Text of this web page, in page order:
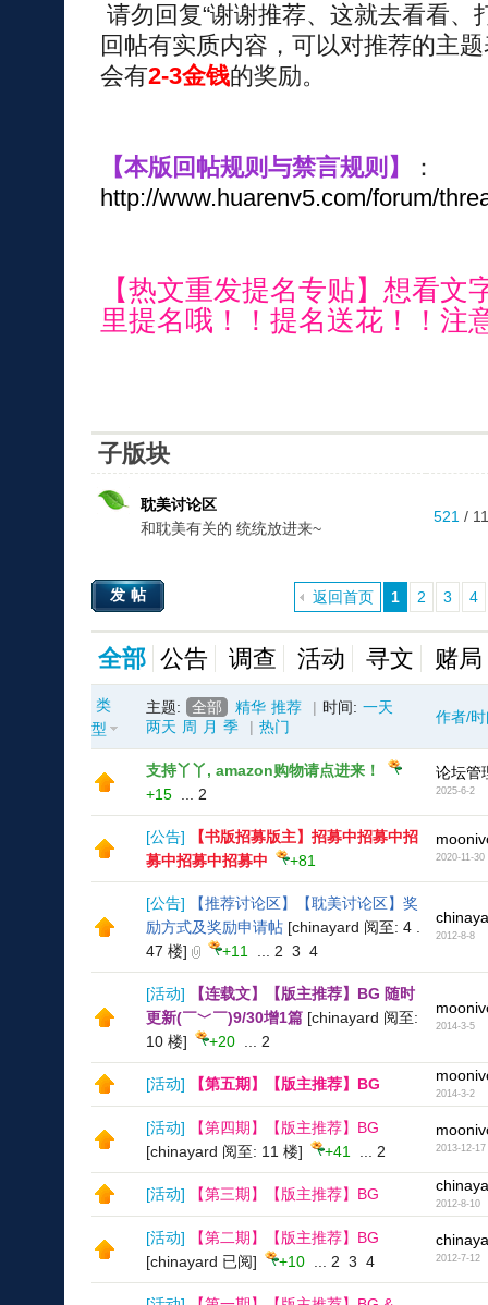
请勿回复“谢谢推荐、这就去看看、
回帖有实质内容，可以对推荐的主
会有2-3金钱的奖励。
【本版回帖规则与禁言规则】
：
http://www.huarenv5.com/forum/
【热文重发提名专贴】想看文
里提名哦！！提名送花！！注
子版块
耽美讨论区
和耽美有关的 统统放进来~
521 /
1 2 3 4
返回首页
发帖
全部 公告 调查 活动 寻文 赌局
类
型
主题: 全部 精华 推荐 | 时间: 一天
两天 周 月 季 | 热门
作者/
支持丫丫, amazon购物请点进来！
+15
2
论坛管
2025-6-2
[公告]
【书版招募版主】招募中招募中招
募中招募中招募中
+81 2020-11-30
[公告]
【推荐讨论区】【耽美讨论区】奖
励方式及奖励申请帖 [chinayard 阅至: 4 .
47 楼]
+11 2 3 4
2012-8-8
[活动]
【连载文】【版主推荐】BG 随时
更新(￣﹀￣)9/30增1篇 [chinayard 阅至:
10 楼]
+20 2
2014-3-5
[活动] 【第五期】【版主推荐】BG
2014-3-2
[活动]
【第四期】【版主推荐】BG
[chinayard 阅至: 11 楼]
+41 2 2013-12-17
[活动] 【第三期】【版主推荐】BG
2012-8-10
[活动]
【第二期】【版主推荐】BG
[chinayard 已阅]
+10 2 3 4 2012-7-12